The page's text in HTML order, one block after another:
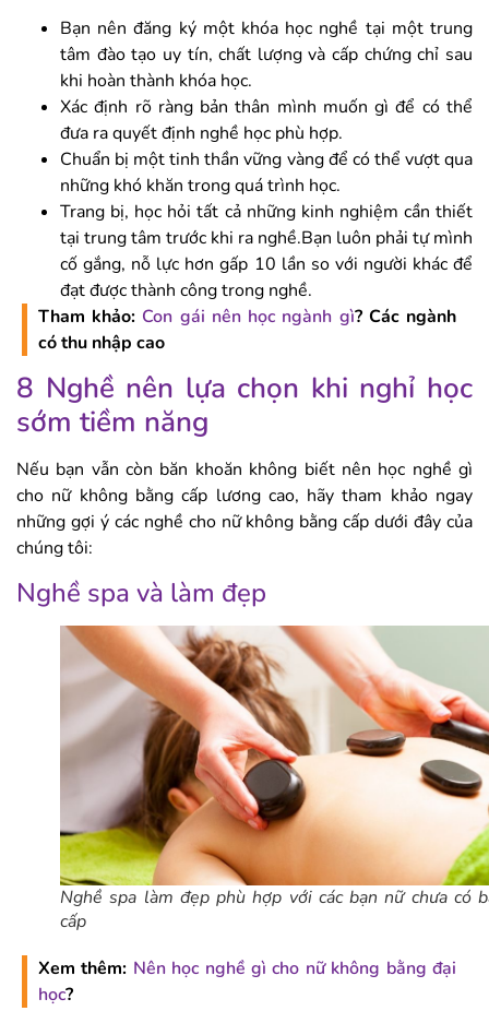
Bạn nên đăng ký một khóa học nghề tại một trung
tâm đào tạo uy tín, chất lượng và cấp chứng chỉ sau
khi hoàn thành khóa học.
Xác định rõ ràng bản thân mình muốn gì để có thể
đưa ra quyết định nghề học phù hợp.
Chuẩn bị một tinh thần vững vàng để có thể vượt qua
những khó khăn trong quá trình học.
Trang bị, học hỏi tất cả những kinh nghiệm cần thiết
tại trung tâm trước khi ra nghề.Bạn luôn phải tự mình
cố gắng, nỗ lực hơn gấp 10 lần so với người khác để
đạt được thành công trong nghề.
Tham khảo: Con gái nên học ngành gì? Các ngành
có thu nhập cao
8 Nghề nên lựa chọn khi nghỉ học
sớm tiềm năng
Nếu bạn vẫn còn băn khoăn không biết nên học nghề gì
cho nữ không bằng cấp lương cao, hãy tham khảo ngay
những gợi ý các nghề cho nữ không bằng cấp dưới đây của
chúng tôi:
Nghề spa và làm đẹp
Nghề spa làm đẹp phù hợp với các bạn nữ chưa có
cấp
Xem thêm: Nên học nghề gì cho nữ không bằng đại
học?